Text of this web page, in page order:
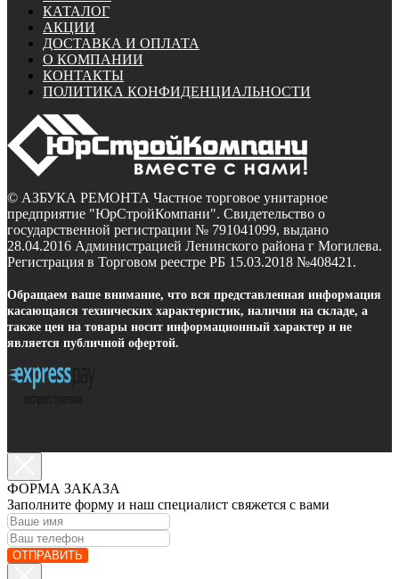
КАТАЛОГ
АКЦИИ
ДОСТАВКА И ОПЛАТА
О КОМПАНИИ
КОНТАКТЫ
ПОЛИТИКА КОНФИДЕНЦИАЛЬНОСТИ
© АЗБУКА РЕМОНТА Частное торговое унитарное
предприятие "ЮрСтройКомпани". Свидетельство о
государственной регистрации № 791041099, выдано
28.04.2016 Администрацией Ленинского района г Могилева.
Регистрация в Торговом реестре РБ 15.03.2018 №408421.
Обращаем ваше внимание, что вся представленная информация
касающаяся технических характеристик, наличия на складе, а
также цен на товары носит информационный характер и не
является публичной офертой.
ФОРМА ЗАКАЗА
Заполните форму и наш специалист свяжется с вами
ОТПРАВИТЬ